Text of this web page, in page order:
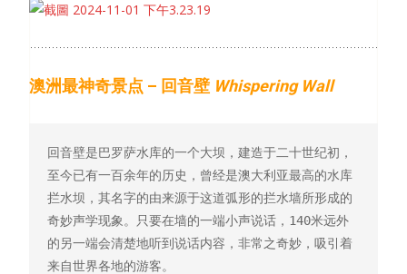
澳洲最神奇景点 – 回音壁 Whispering Wall
回音壁是巴罗萨水库的一个大坝，建造于二十世纪初，
至今已有一百余年的历史，曾经是澳大利亚最高的水库
拦水坝，其名字的由来源于这道弧形的拦水墙所形成的
奇妙声学现象。只要在墙的一端小声说话， 140米远外
的另一端会清楚地听到说话内容，非常之奇妙，吸引着
来自世界各地的游客。